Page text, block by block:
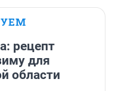
рецепт
для
области